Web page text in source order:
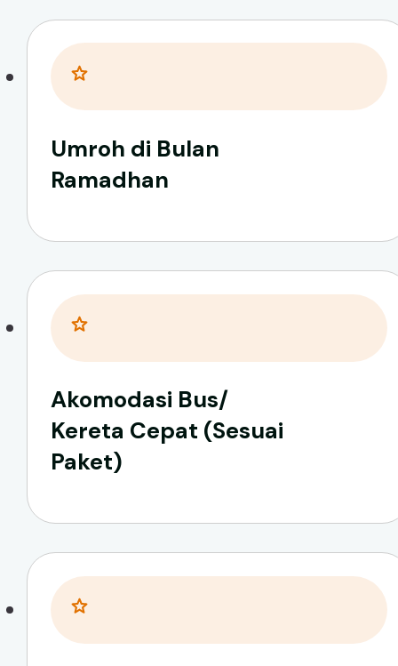
Umroh di Bulan
Ramadhan
Akomodasi Bus/
Kereta Cepat (Sesuai
Paket)